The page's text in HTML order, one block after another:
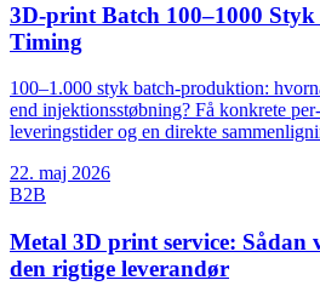
3D-print Batch 100–1000
Timing
100–1.000 styk batch-produktion:
end injektionsstøbning? Få konkrete
leveringstider og en direkte
22. maj 2026
B2B
Metal 3D print service: Sådan
den rigtige leverandør